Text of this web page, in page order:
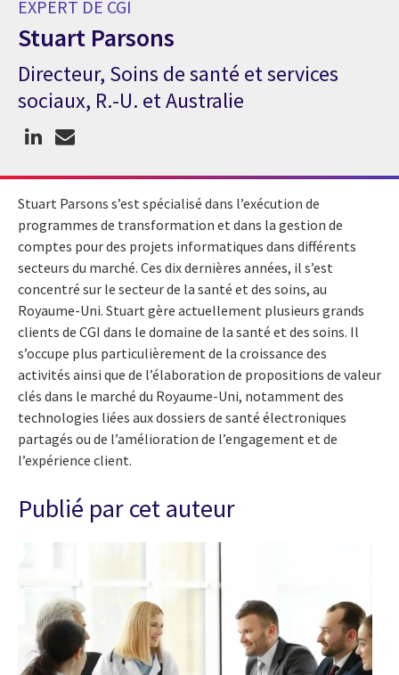
EXPERT DE CGI
Stuart Parsons
Expert de CGI Stuart Parsons
Directeur, Soins de santé et services
sociaux, R.-U. et Australie
Stuart Parsons s’est spécialisé dans l’exécution de
programmes de transformation et dans la gestion de
comptes pour des projets informatiques dans différents
secteurs du marché. Ces dix dernières années, il s’est
concentré sur le secteur de la santé et des soins, au
Royaume-Uni. Stuart gère actuellement plusieurs grands
clients de CGI dans le domaine de la santé et des soins. Il
s’occupe plus particulièrement de la croissance des
activités ainsi que de l’élaboration de propositions de valeur
clés dans le marché du Royaume-Uni, notamment des
technologies liées aux dossiers de santé électroniques
partagés ou de l’amélioration de l’engagement et de
l’expérience client.
Publié par cet auteur